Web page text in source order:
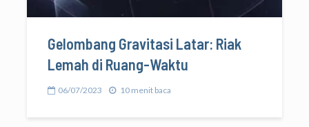
Gelombang Gravitasi Latar: Riak
Lemah di Ruang-Waktu
06/07/2023 10 menit baca